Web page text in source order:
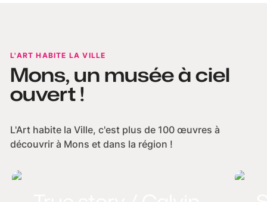
L'ART HABITE LA VILLE
Mons, un musée à ciel
ouvert !
L'Art habite la Ville, c'est plus de 100 œuvres à
découvrir à Mons et dans la région !